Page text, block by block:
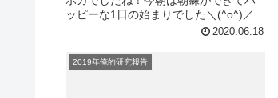
ッピーな1日の始まりでした＼(^o^)／し
かも新技もゲットして今日は1日いい気
トした技はDOLPHIN FLIP(ドルフィン
フリップ...
2020.06.18
2019年俺的研究報告